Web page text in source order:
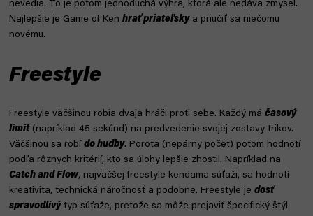
nevedia. To je potom jednoduchá výhra, ktorá ale nedáva zmysel.
Najlepšie je Game of Ken hrať priateľskya priučiť sa niečomu
novému.
Freestyle
Freestyle väčšinou robia dvaja hráči proti sebe. Každý má časový
limit(napríklad 45 sekúnd) na predvedenie svojej zostavy trikov.
Väčšinou sa robí do hudby. Porota (nepárny počet) potom hodnotí
podľa rôznych kritérií, kto sa úlohy lepšie zhostil. Napríklad na
Catch and Flow, najväčšej freestyle kendama súťaži, sa hodnotí
kreativita, technická náročnosť a podobne. Freestyle je dosť
spravodlivýtyp súťaže, pretože sa môže prejaviť špecifický štýl